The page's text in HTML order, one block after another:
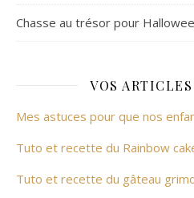
Chasse au trésor pour
VOS ARTICLES
Mes astuces pour que nos
Tuto et recette du Rainbow
Tuto et recette du gâteau